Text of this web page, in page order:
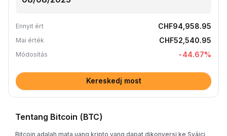
Ennyit ért CHF94,958.95
Mai érték CHF52,540.95
Módosítás -44.67%
Kereskedj most
Tentang Bitcoin (BTC)
Bitcoin adalah mata uang kripto yang dapat dikonversi ke Svájci